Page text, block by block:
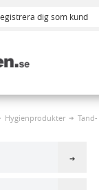
dig som kund
Hygienprodukter